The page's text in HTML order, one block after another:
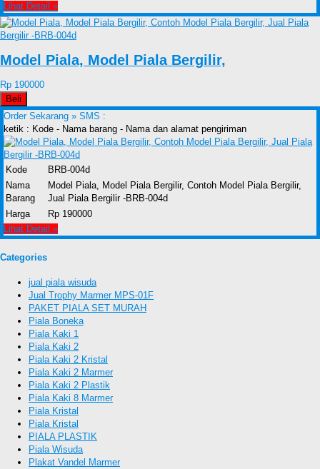
Lihat Detail »
Model Piala, Model Piala Bergilir,
Rp 190000
Beli
Order Sekarang » SMS :
ketik : Kode - Nama barang - Nama dan alamat pengiriman
Kode
BRB-004d
Nama
Barang
Model Piala, Model Piala Bergilir, Contoh Model Piala Bergilir,
Jual Piala Bergilir -BRB-004d
Harga
Rp 190000
Lihat Detail »
Categories
jual piala wisuda
Jual Trophy Marmer MPS-01F
PAKET PIALA SET MURAH
Piala Boneka
Piala Kaki 1
Piala Kaki 2
Piala Kaki 2 Kristal
Piala Kaki 2 Marmer
Piala Kaki 2 Plastik
Piala Kaki 8 Marmer
Piala Kristal
Piala Kristal
PIALA PLASTIK
Piala Wisuda
Plakat Vandel Marmer